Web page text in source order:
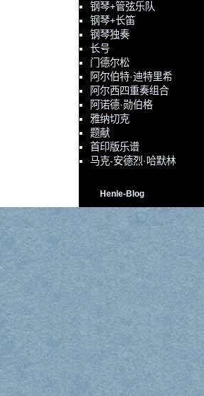
钢琴+管弦乐队
钢琴+长笛
钢琴独奏
长号
门德尔松
阿尔伯特·迪特里希
阿尔西四重奏组合
阿诺德·勋伯格
雅纳切克
题献
首印版乐谱
马克-安德烈·哈默林
Henle-Blog